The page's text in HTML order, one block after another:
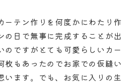
ーテン作りを何度かにわたり作
の日で無事に完成することが出
のですがとても可愛らしいカー
枚もあったのでお家での仮縫い
います。でも、お気に入りの生